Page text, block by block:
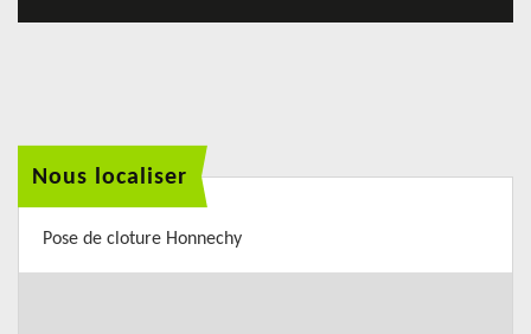
Nous localiser
Pose de cloture Honnechy